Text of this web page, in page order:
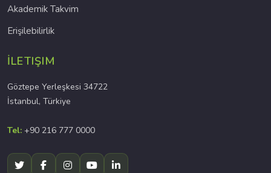
Akademik Takvim
Erişilebilirlik
İLETIŞIM
Göztepe Yerleşkesi 34722
İstanbul, Türkiye
Tel: +90 216 777 0000